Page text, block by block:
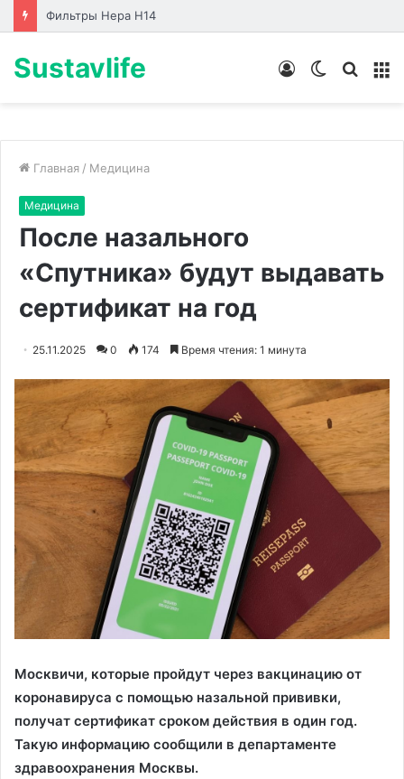
Фильтры Hepa Н14
Sustavlife
Switch
Войти
Главная / Медицина
Медицина
После назального
«Спутника» будут выдавать
сертификат на год
25.11.2025 0 174 Время чтения: 1 минута
Москвичи, которые пройдут через вакцинацию от
коронавируса с помощью назальной прививки,
получат сертификат сроком действия в один год.
Такую информацию сообщили в департаменте
здравоохранения Москвы.